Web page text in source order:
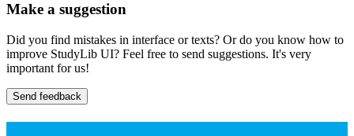
Make a suggestion
Did you find mistakes in interface or texts? Or do you know how to
improve StudyLib UI? Feel free to send suggestions. It's very
important for us!
Send feedback